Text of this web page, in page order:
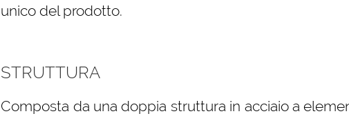
unico del prodotto.
STRUTTURA
Composta da una doppia struttura in acciaio a